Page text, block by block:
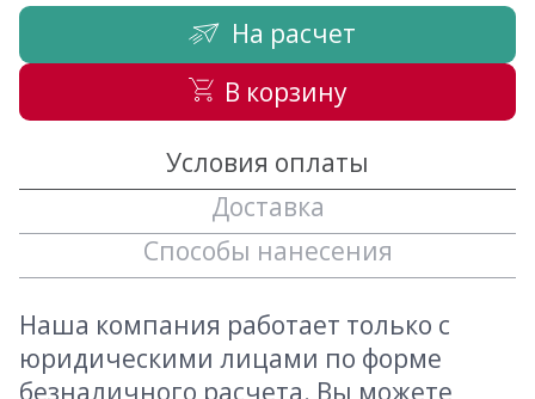
На расчет
В корзину
Условия оплаты
Доставка
Способы нанесения
Наша компания работает только с
юридическими лицами по форме
безналичного расчета. Вы можете